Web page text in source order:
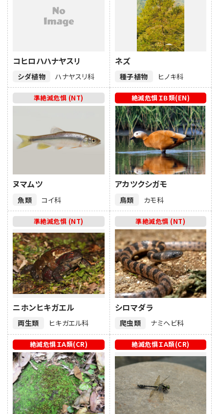
シダ植物
コヒロハハナヤスリ
ハナヤスリ科 種子植物
ネズ
ヒノキ科
魚類
ヌマムツ
コイ科
準絶滅危惧 (NT)
鳥類
アカツクシガモ
カモ科
絶滅危惧ＩＢ類(EN)
両生類
ニホンヒキガエル
ヒキガエル科
準絶滅危惧 (NT)
爬虫類
シロマダラ
ナミヘビ科
準絶滅危惧 (NT)
絶滅危惧ＩＡ類(CR) 絶滅危惧ＩＡ類(CR)